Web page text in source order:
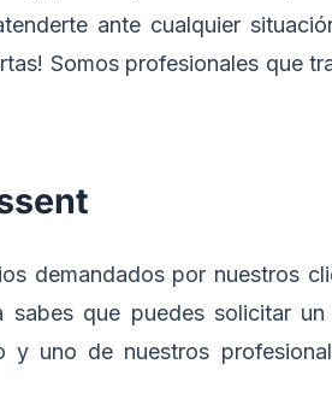
ante cualquier
Somos profesionales que
demandados por nuestros
que puedes solicitar
y uno de nuestros